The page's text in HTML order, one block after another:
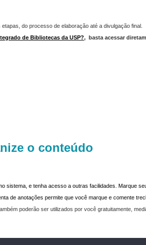
do processo de elaboração até a divulgação final.
de Bibliotecas da USP?, basta acessar
o conteúdo
sistema, e tenha acesso a outras facilidades. Marque
de anotações permite que você marque e comente
poderão ser utilizados por você gratuitamente,